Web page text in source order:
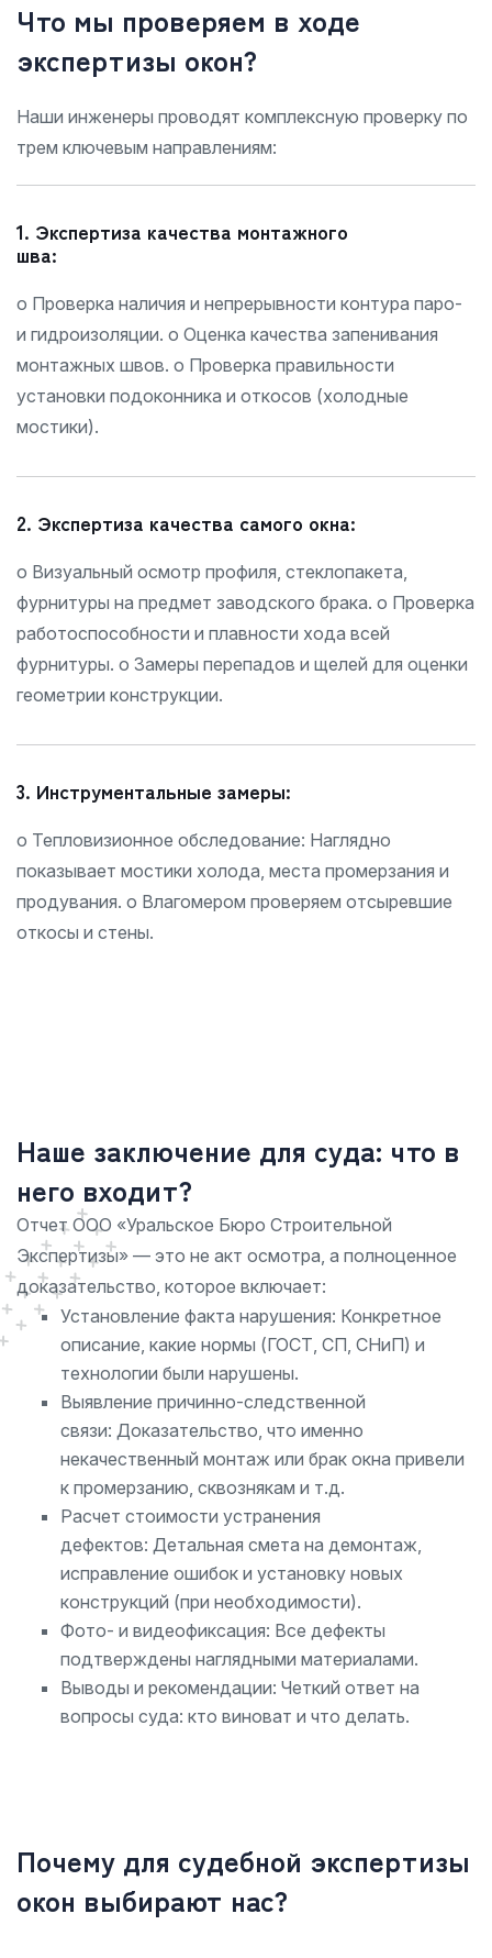
Что мы проверяем в ходе
экспертизы окон?
Наши инженеры проводят комплексную проверку по
трем ключевым направлениям:
1. Экспертиза качества монтажного
шва:
o Проверка наличия и непрерывности контура паро-
и гидроизоляции. o Оценка качества запенивания
монтажных швов. o Проверка правильности
установки подоконника и откосов (холодные
мостики).
2. Экспертиза качества самого окна:
o Визуальный осмотр профиля, стеклопакета,
фурнитуры на предмет заводского брака. o Проверка
работоспособности и плавности хода всей
фурнитуры. o Замеры перепадов и щелей для оценки
геометрии конструкции.
3. Инструментальные замеры:
o Тепловизионное обследование: Наглядно
показывает мостики холода, места промерзания и
продувания. o Влагомером проверяем отсыревшие
откосы и стены.
Наше заключение для суда: что в
него входит?
Отчет ООО «Уральское Бюро Строительной
Экспертизы» — это не акт осмотра, а полноценное
доказательство, которое включает:
Установление факта нарушения: Конкретное
описание, какие нормы (ГОСТ, СП, СНиП) и
технологии были нарушены.
Выявление причинно-следственной
связи: Доказательство, что именно
некачественный монтаж или брак окна привели
к промерзанию, сквознякам и т.д.
Расчет стоимости устранения
дефектов: Детальная смета на демонтаж,
исправление ошибок и установку новых
конструкций (при необходимости).
Фото- и видеофиксация: Все дефекты
подтверждены наглядными материалами.
Выводы и рекомендации: Четкий ответ на
вопросы суда: кто виноват и что делать.
Почему для судебной экспертизы
окон выбирают нас?